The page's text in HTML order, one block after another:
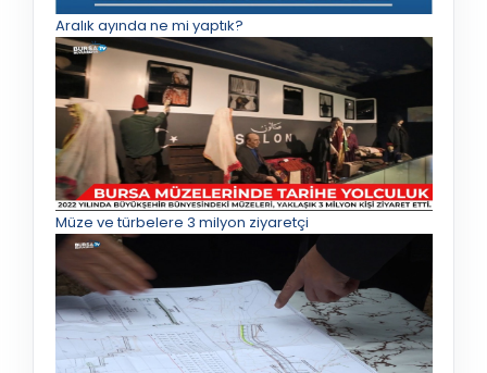
Aralık ayında ne mi yaptık?
Müze ve türbelere 3 milyon ziyaretçi